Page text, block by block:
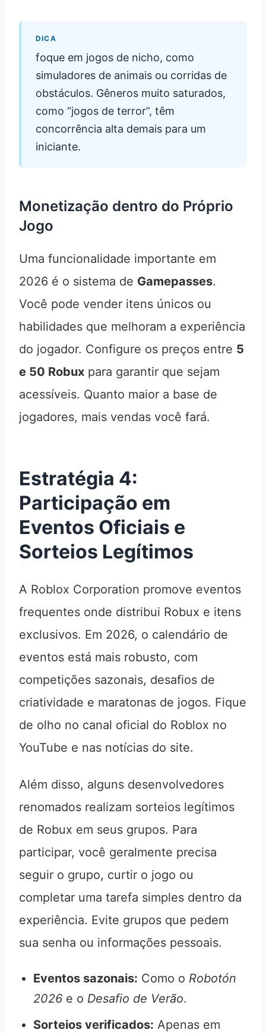
DICA
foque em jogos de nicho, como
simuladores de animais ou corridas de
obstáculos. Gêneros muito saturados,
como “jogos de terror”, têm
concorrência alta demais para um
iniciante.
Monetização dentro do Próprio
Jogo
Uma funcionalidade importante em
2026 é o sistema de Gamepasses.
Você pode vender itens únicos ou
habilidades que melhoram a experiência
do jogador. Configure os preços entre 5
e 50 Robux para garantir que sejam
acessíveis. Quanto maior a base de
jogadores, mais vendas você fará.
Estratégia 4:
Participação em
Eventos Oficiais e
Sorteios Legítimos
A Roblox Corporation promove eventos
frequentes onde distribui Robux e itens
exclusivos. Em 2026, o calendário de
eventos está mais robusto, com
competições sazonais, desafios de
criatividade e maratonas de jogos. Fique
de olho no canal oficial do Roblox no
YouTube e nas notícias do site.
Além disso, alguns desenvolvedores
renomados realizam sorteios legítimos
de Robux em seus grupos. Para
participar, você geralmente precisa
seguir o grupo, curtir o jogo ou
completar uma tarefa simples dentro da
experiência. Evite grupos que pedem
sua senha ou informações pessoais.
Eventos sazonais: Como o Robotón
2026 e o Desafio de Verão.
Sorteios verificados: Apenas em